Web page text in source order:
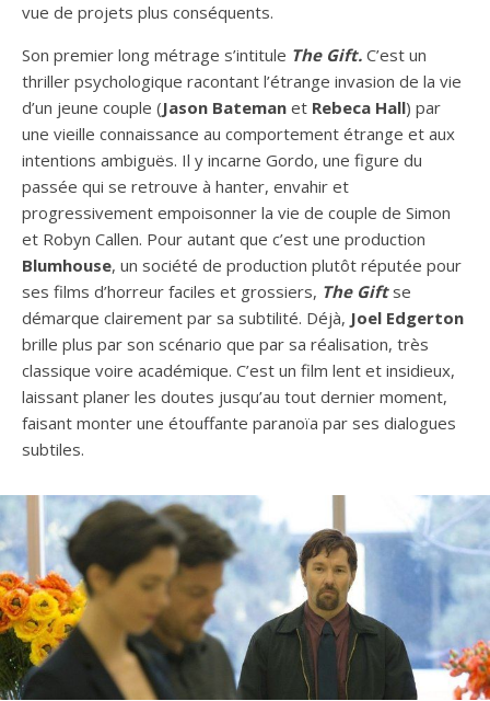
vue de projets plus conséquents.
Son premier long métrage s’intitule The Gift. C’est un
thriller psychologique racontant l’étrange invasion de la vie
d’un jeune couple (Jason Bateman et Rebeca Hall) par
une vieille connaissance au comportement étrange et aux
intentions ambiguës. Il y incarne Gordo, une figure du
passée qui se retrouve à hanter, envahir et
progressivement empoisonner la vie de couple de Simon
et Robyn Callen. Pour autant que c’est une production
Blumhouse, un société de production plutôt réputée pour
ses films d’horreur faciles et grossiers, The Giftse
démarque clairement par sa subtilité. Déjà, Joel Edgerton
brille plus par son scénario que par sa réalisation, très
classique voire académique. C’est un film lent et insidieux,
laissant planer les doutes jusqu’au tout dernier moment,
faisant monter une étouffante paranoïa par ses dialogues
subtiles.